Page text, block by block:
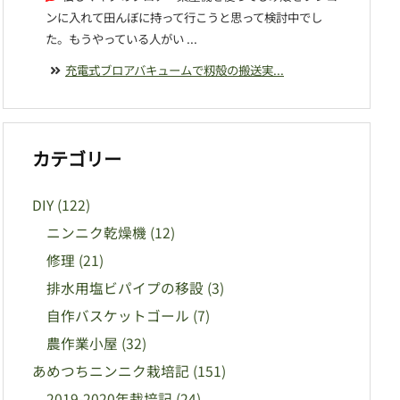
ンに入れて田んぼに持って行こうと思って検討中でし
た。もうやっている人がい ...
充電式ブロアバキュームで籾殻の搬送実...
カテゴリー
DIY (122)
ニンニク乾燥機 (12)
修理 (21)
排水用塩ビパイプの移設 (3)
自作バスケットゴール (7)
農作業小屋 (32)
あめつちニンニク栽培記 (151)